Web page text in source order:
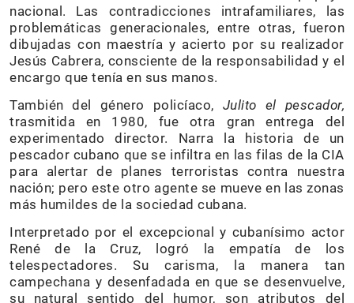
nacional. Las contradicciones intrafamiliares, las
problemáticas generacionales, entre otras, fueron
dibujadas con maestría y acierto por su realizador
Jesús Cabrera, consciente de la responsabilidad y el
encargo que tenía en sus manos.
También del género policíaco, Julito el pescador,
trasmitida en 1980, fue otra gran entrega del
experimentado director. Narra la historia de un
pescador cubano que se infiltra en las filas de la CIA
para alertar de planes terroristas contra nuestra
nación; pero este otro agente se mueve en las zonas
más humildes de la sociedad cubana.
Interpretado por el excepcional y cubanísimo actor
René de la Cruz, logró la empatía de los
telespectadores. Su carisma, la manera tan
campechana y desenfadada en que se desenvuelve,
su natural sentido del humor, son atributos del